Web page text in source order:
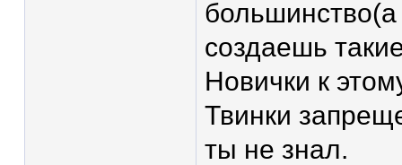
создаешь
Новички к
Твинки
ты не знал.